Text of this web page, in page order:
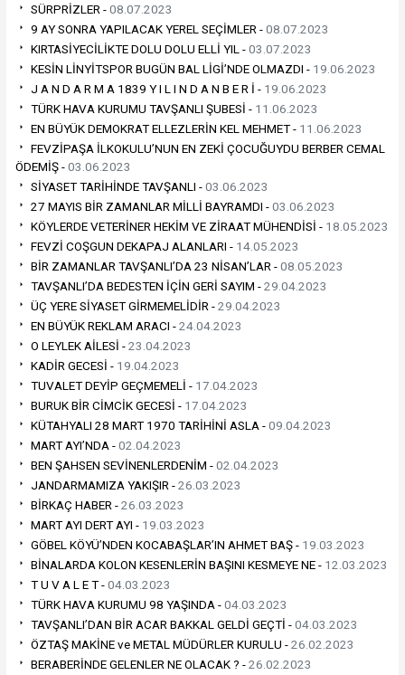
SÜRPRİZLER -08.07.2023
9 AY SONRA YAPILACAK YEREL SEÇİMLER -08.07.2023
KIRTASİYECİLİKTE DOLU DOLU ELLİ YIL -03.07.2023
KESİN LİNYİTSPOR BUGÜN BAL LİGİ’NDE OLMAZDI - 19.06.2023
J A N D A R M A 1839 Y I L I N D A N B E R İ - 19.06.2023
TÜRK HAVA KURUMU TAVŞANLI ŞUBESİ - 11.06.2023
EN BÜYÜK DEMOKRAT ELLEZLERİN KEL MEHMET - 11.06.2023
FEVZİPAŞA İLKOKULU’NUN EN ZEKİ ÇOCUĞUYDU BERBER CEMAL
ÖDEMİŞ -03.06.2023
SİYASET TARİHİNDE TAVŞANLI -03.06.2023
27 MAYIS BİR ZAMANLAR MİLLİ BAYRAMDI -03.06.2023
KÖYLERDE VETERİNER HEKİM VE ZİRAAT MÜHENDİSİ - 18.05.2023
FEVZİ COŞGUN DEKAPAJ ALANLARI - 14.05.2023
BİR ZAMANLAR TAVŞANLI’DA 23 NİSAN’LAR -08.05.2023
TAVŞANLI’DA BEDESTEN İÇİN GERİ SAYIM -29.04.2023
ÜÇ YERE SİYASET GİRMEMELİDİR -29.04.2023
EN BÜYÜK REKLAM ARACI -24.04.2023
O LEYLEK AİLESİ -23.04.2023
KADİR GECESİ - 19.04.2023
TUVALET DEYİP GEÇMEMELİ - 17.04.2023
BURUK BİR CİMCİK GECESİ - 17.04.2023
KÜTAHYALI 28 MART 1970 TARİHİNİ ASLA -09.04.2023
MART AYI’NDA -02.04.2023
BEN ŞAHSEN SEVİNENLERDENİM -02.04.2023
JANDARMAMIZA YAKIŞIR -26.03.2023
BİRKAÇ HABER -26.03.2023
MART AYI DERT AYI - 19.03.2023
GÖBEL KÖYÜ’NDEN KOCABAŞLAR’IN AHMET BAŞ - 19.03.2023
BİNALARDA KOLON KESENLERİN BAŞINI KESMEYE NE - 12.03.2023
T U V A L E T -04.03.2023
TÜRK HAVA KURUMU 98 YAŞINDA -04.03.2023
TAVŞANLI’DAN BİR ACAR BAKKAL GELDİ GEÇTİ -04.03.2023
ÖZTAŞ MAKİNE ve METAL MÜDÜRLER KURULU -26.02.2023
BERABERİNDE GELENLER NE OLACAK ? -26.02.2023